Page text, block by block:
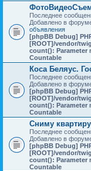
Последнее
Добавлено в
объявления
[phpBB Debug]
[ROOT]/vendor/
count(): Parameter
Countable
Коса Беляус.
Последнее
Добавлено в
[phpBB Debug]
[ROOT]/vendor/
count(): Parameter
Countable
Сниму
Последнее
Добавлено в
[phpBB Debug]
[ROOT]/vendor/
count(): Parameter
Countable